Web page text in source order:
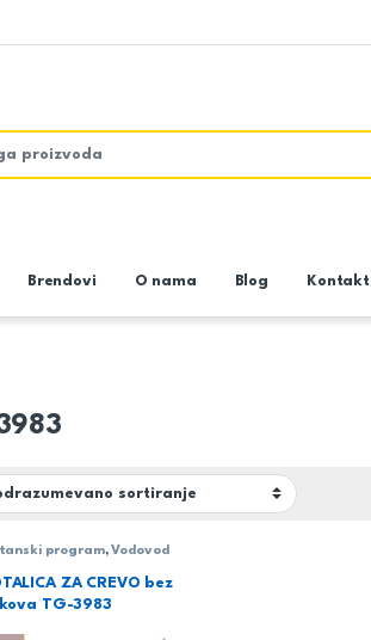
Brendovi O nama Blog Kontakt
program,Vodovod
ZA CREVO bez
TG-3983